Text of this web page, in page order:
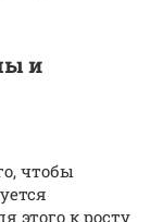
и
чтобы
этого к росту